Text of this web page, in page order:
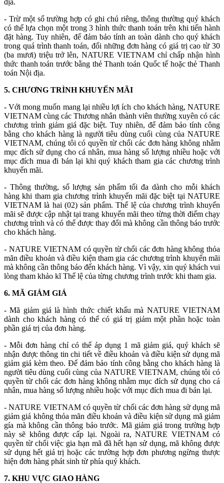
- Trừ một số trường hợp có ghi chú riêng, thông thường quý khách
có thể lựa chọn một trong 3 hình thức thanh toán trên khi tiến hành
đặt hàng. Tuy nhiên, để đảm bảo tính an toàn dành cho quý khách
trong quá trình thanh toán, đối những đơn hàng có giá trị cao từ 30
(ba mươi) triệu trở lên, NATURE VIETNAM chỉ chấp nhận hình
thức thanh toán trước bằng thẻ Thanh toán Quốc tế hoặc thẻ Thanh
toán Nội địa.
5. CHƯƠNG TRÌNH KHUYẾN MÃI
- Với mong muốn mang lại nhiều lợi ích cho khách hàng, NATURE
VIETNAM cùng các Thương nhân thành viên thường xuyên có các
chương trình giảm giá đặc biệt. Tuy nhiên, để đảm bảo tính công
bằng cho khách hàng là người tiêu dùng cuối cùng của NATURE
VIETNAM, chúng tôi có quyền từ chối các đơn hàng không nhằm
mục đích sử dụng cho cá nhân, mua hàng số lượng nhiều hoặc với
mục đích mua đi bán lại khi quý khách tham gia các chương trình
khuyến mãi.
- Thông thường, số lượng sản phẩm tối đa dành cho mỗi khách
hàng khi tham gia chương trình khuyến mãi đặc biệt tại NATURE
VIETNAM là hai (02) sản phẩm. Thể lệ của chương trình khuyến
mãi sẽ được cập nhật tại trang khuyến mãi theo từng thời điểm chạy
chương trình và có thể được thay đổi mà không cần thông báo trước
cho khách hàng.
- NATURE VIETNAM có quyền từ chối các đơn hàng không thỏa
mãn điều khoản và điều kiện tham gia các chương trình khuyến mãi
mà không cần thông báo đến khách hàng. Vì vậy, xin quý khách vui
lòng tham khảo kĩ Thể lệ của từng chương trình trước khi tham gia.
6. MÃ GIẢM GIÁ
- Mã giảm giá là hình thức chiết khấu mà NATURE VIETNAM
dành cho khách hàng có thể có giá trị giảm một phần hoặc toàn
phần giá trị của đơn hàng.
- Mỗi đơn hàng chỉ có thể áp dụng 1 mã giảm giá, quý khách sẽ
nhận được thông tin chi tiết về điều khoản và điều kiện sử dụng mã
giảm giá kèm theo. Để đảm bảo tính công bằng cho khách hàng là
người tiêu dùng cuối cùng của NATURE VIETNAM, chúng tôi có
quyền từ chối các đơn hàng không nhằm mục đích sử dụng cho cá
nhân, mua hàng số lượng nhiều hoặc với mục đích mua đi bán lại.
- NATURE VIETNAM có quyền từ chối các đơn hàng sử dụng mã
giảm giá không thỏa mãn điều khoản và điều kiện sử dụng mã giảm
gía mà không cần thông báo trước. Mã giảm giá trong trường hợp
này sẽ không được cấp lại. Ngoài ra, NATURE VIETNAM có
quyền từ chối việc gia hạn mã đã hết hạn sử dụng, mã không được
sử dụng hết giá trị hoặc các trường hợp đơn phương ngừng thược
hiện đơn hàng phát sinh từ phía quý khách.
7. KHU VỰC GIAO HÀNG